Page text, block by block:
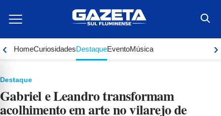
para
conteúdo
‹ HomeCuriosidadesDestaqueEventoMúsica ›
Destaque
Gabriel e Leandro transformam
acolhimento em arte no vilarejo de